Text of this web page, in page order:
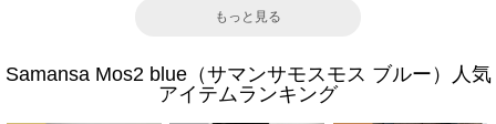
もっと見る
Samansa Mos2 blue（サマンサモスモス ブルー）人気
アイテムランキング